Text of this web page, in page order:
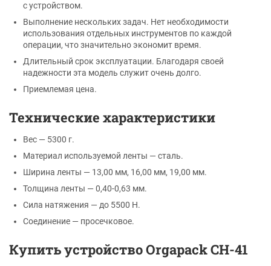
с устройством.
Выполнение нескольких задач. Нет необходимости
использования отдельных инструментов по каждой
операции, что значительно экономит время.
Длительный срок эксплуатации. Благодаря своей
надежности эта модель служит очень долго.
Приемлемая цена.
Технические характеристики
Вес — 5300 г.
Материал используемой ленты — сталь.
Ширина ленты — 13,00 мм, 16,00 мм, 19,00 мм.
Толщина ленты — 0,40-0,63 мм.
Сила натяжения — до 5500 Н.
Соединение — просечковое.
Купить устройство Orgapack CH-41